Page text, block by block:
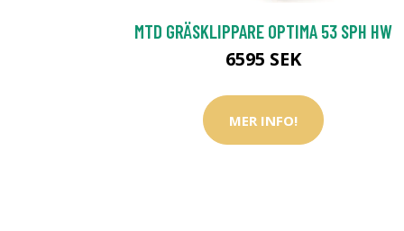
MTD GRÄSKLIPPARE OPTIMA 53 SPH HW
6595 SEK
MER INFO!